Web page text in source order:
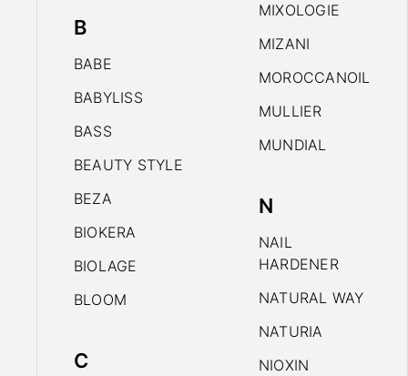
B
BABE
BABYLISS
BASS
BEAUTY STYLE
BEZA
BIOKERA
BIOLAGE
BLOOM
C
MIXOLOGIE
MIZANI
MOROCCANOIL
MULLIER
MUNDIAL
N
NAIL
HARDENER
NATURAL WAY
NATURIA
NIOXIN